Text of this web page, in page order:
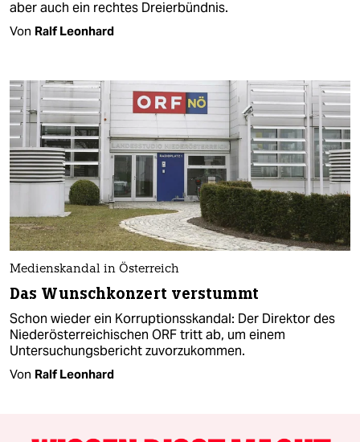
aber auch ein rechtes Dreierbündnis.
Von Ralf Leonhard
Medienskandal in Österreich
Das Wunschkonzert verstummt
Schon wieder ein Korruptionsskandal: Der Direktor des
Niederösterreichischen ORF tritt ab, um einem
Untersuchungsbericht zuvorzukommen.
Von Ralf Leonhard